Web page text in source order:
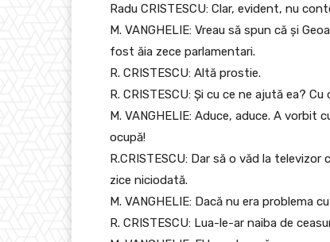
Radu CRISTESCU: Clar, evident, nu
M. VANGHELIE: Vreau să spun că și
fost ăia zece parlamentari.
R. CRISTESCU: Altă prostie.
R. CRISTESCU: Și cu ce ne ajută ea? Cu
M. VANGHELIE: Aduce, aduce. A
ocupă!
R.CRISTESCU: Dar să o văd la televizor
zice niciodată.
M. VANGHELIE: Dacă nu era problema
R. CRISTESCU: Lua-le-ar naiba de